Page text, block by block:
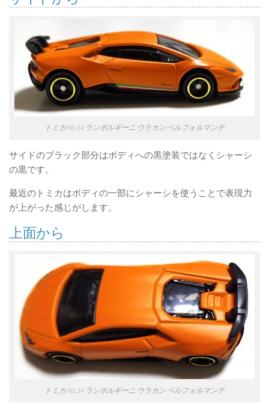
トミカ No.34 ランボルギーニ ウラカン ペルフォルマンテ
サイドのブラック部分はボディへの黒塗装ではなくシャーシ
の黒です。
最近のトミカはボディの一部にシャーシを使うことで表現力
が上がった感じがします。
上面から
トミカ No.34 ランボルギーニ ウラカン ペルフォルマンテ